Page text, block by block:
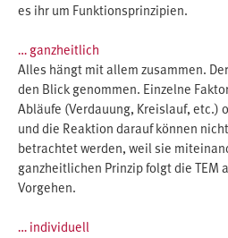
es ihr um Funktionsprinzipien.
… ganzheitlich
Alles hängt mit allem zusammen.
den Blick genommen. Einzelne
Abläufe (Verdauung, Kreislauf, etc.)
und die Reaktion darauf können
betrachtet werden, weil sie
ganzheitlichen Prinzip folgt die TEM
Vorgehen.
… individuell